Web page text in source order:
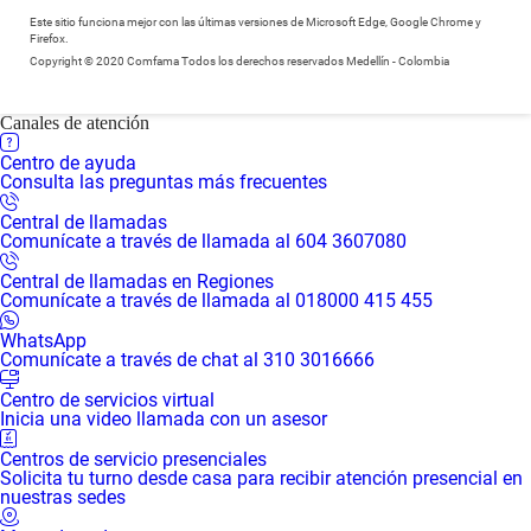
Este sitio funciona mejor con las últimas versiones de Microsoft Edge, Google Chrome y
Firefox.
Copyright © 2020 Comfama Todos los derechos reservados Medellín - Colombia
Canales de atención
Centro de ayuda
Consulta las preguntas más frecuentes
Central de llamadas
Comunícate a través de llamada al 604 3607080
Central de llamadas en Regiones
Comunícate a través de llamada al 018000 415 455
WhatsApp
Comunícate a través de chat al 310 3016666
Centro de servicios virtual
Inicia una video llamada con un asesor
Centros de servicio presenciales
Solicita tu turno desde casa para recibir atención presencial en
nuestras sedes